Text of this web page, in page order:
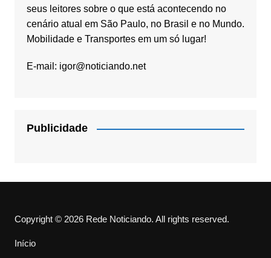
seus leitores sobre o que está acontecendo no
cenário atual em São Paulo, no Brasil e no Mundo.
Mobilidade e Transportes em um só lugar!
E-mail: igor@noticiando.net
Publicidade
Copyright © 2026 Rede Noticiando. All rights reserved.
Início